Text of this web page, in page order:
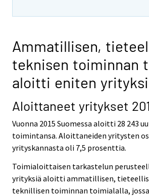
Ammatillisen,
teknisen toiminnan
aloitti eniten
Aloittaneet yritykset
Vuonna 2015 Suomessa aloitti 28 243
toimintansa. Aloittaneiden yritysten
yrityskannasta oli 7,5 prosenttia.
Toimialoittaisen tarkastelun
yrityksiä aloitti ammatillisen,
teknillisen toiminnan toimialalla,